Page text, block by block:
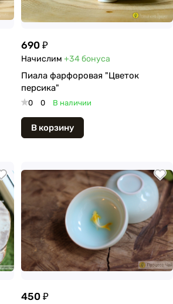
690 ₽
Начислим +34бонуса
Пиала фарфоровая "Цветок
персика"
0 0 В наличии
В корзину
450 ₽